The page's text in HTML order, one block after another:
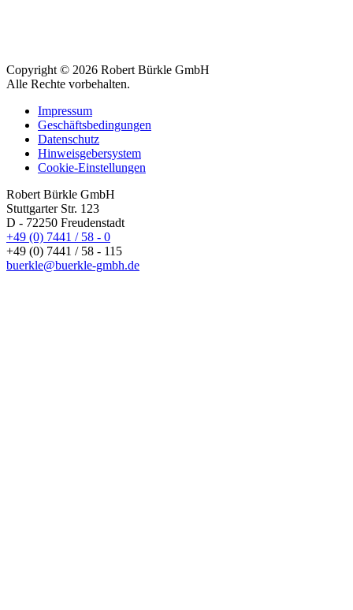
Copyright © 2026 Robert Bürkle GmbH
Alle Rechte vorbehalten.
Impressum
Geschäftsbedingungen
Datenschutz
Hinweisgebersystem
Cookie-Einstellungen
Robert Bürkle GmbH
Stuttgarter Str. 123
D - 72250 Freudenstadt
+49 (0) 7441 / 58 - 0
+49 (0) 7441 / 58 - 115
buerkle@buerkle-gmbh.de